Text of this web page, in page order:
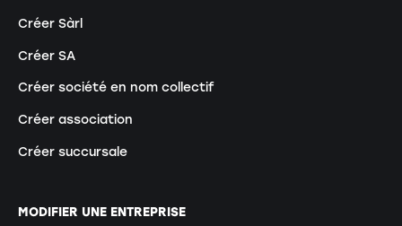
Créer Sàrl
Créer SA
Créer société en nom collectif
Créer association
Créer succursale
MODIFIER UNE ENTREPRISE